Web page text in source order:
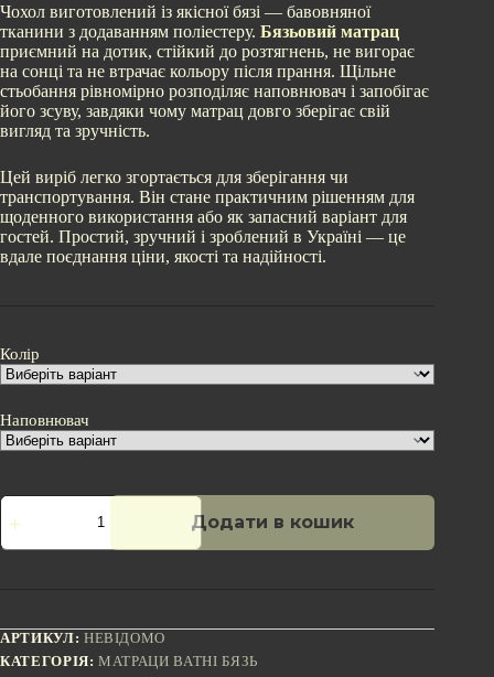
Чохол виготовлений із якісної бязі — бавовняної
тканини з додаванням поліестеру. Бязьовий матрац
приємний на дотик, стійкий до розтягнень, не вигорає
на сонці та не втрачає кольору після прання. Щільне
стьобання рівномірно розподіляє наповнювач і запобігає
його зсуву, завдяки чому матрац довго зберігає свій
вигляд та зручність.
Цей виріб легко згортається для зберігання чи
транспортування. Він стане практичним рішенням для
щоденного використання або як запасний варіант для
гостей. Простий, зручний і зроблений в Україні — це
вдале поєднання ціни, якості та надійності.
Колір
Наповнювач
Ватяний
матрац
Додати в кошик
АРТИКУЛ: НЕВІДОМО
КАТЕГОРІЯ:МАТРАЦИ ВАТНІ БЯЗЬ